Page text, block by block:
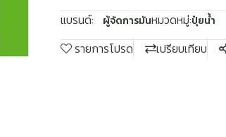
แบรนด์:
ผู้จัดการมันหมวดหมู่:ปุ๋ยน้ำ
รายการโปรด เปรียบเทียบ